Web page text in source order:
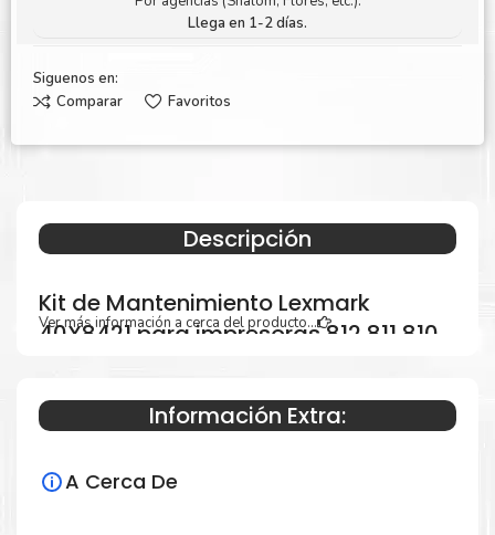
Llega en 1-2 días.
Siguenos en:
Comparar
Favoritos
Descripción
Kit de Mantenimiento Lexmark
40X8421 para impresoras 812 811 810
Ver más información a cerca del producto...
Información Extra:
A Cerca De